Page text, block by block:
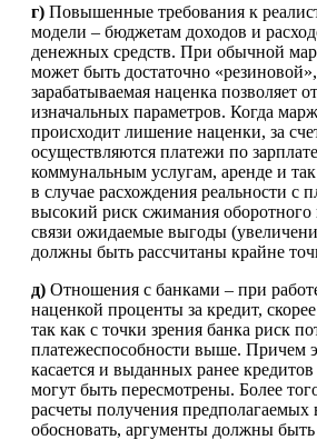
г) Повышенные требования к
модели – бюджетам доходов и
денежных средств. При обычной
может быть достаточно
зарабатываемая наценка позволяет
изначальных параметров. Когда
происходит лишение наценки, за
осуществляются платежи по
коммунальным услугам, аренде и
в случае расхождения реальности с
высокий риск сжимания оборотного
связи ожидаемые выгоды
должны быть рассчитаны крайне
д) Отношения с банками – при
наценкой проценты за кредит,
так как с точки зрения банка риск
платежеспособности выше. Причем
касается и выданных ранее
могут быть пересмотрены. Более
расчеты получения предполагаемых
обосновать, аргументы должны